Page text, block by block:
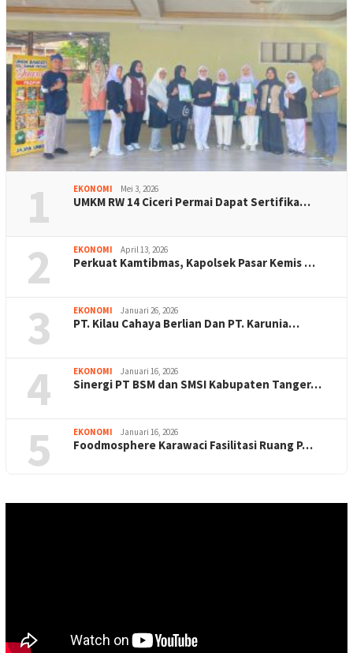
1 EKONOMI Mei 3, 2026
UMKM RW 14 Ciceri Permai Dapat Sertifika…
2 EKONOMI April 13, 2026
Perkuat Kamtibmas, Kapolsek Pasar Kemis …
3 EKONOMI Januari 26, 2026
PT. Kilau Cahaya Berlian Dan PT. Karunia…
4 EKONOMI Januari 16, 2026
Sinergi PT BSM dan SMSI Kabupaten Tanger…
5 EKONOMI Januari 16, 2026
Foodmosphere Karawaci Fasilitasi Ruang P…